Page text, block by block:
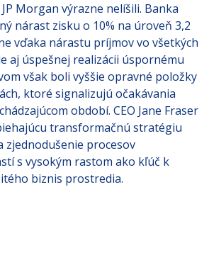
Morgan výrazne nelíšili. Banka
nárast zisku o 10% na úroveň 3,2
vďaka nárastu príjmov vo všetkých
aj úspešnej realizácii úspornému
však boli vyššie opravné položky
ktoré signalizujú očakávania
období. CEO Jane Fraser
transformačnú stratégiu
zjednodušenie procesov
s vysokým rastom ako kľúč k
biznis prostredia.